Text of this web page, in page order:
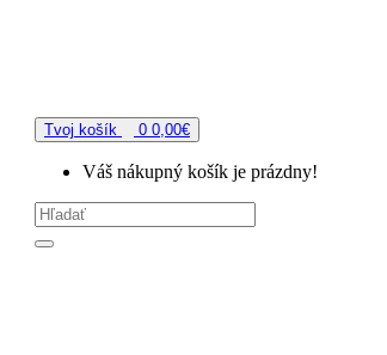
Tvoj košík 0 0,00€
Váš nákupný košík je prázdny!